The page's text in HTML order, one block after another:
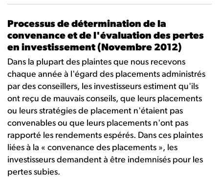
Processus de détermination de la
convenance et de l'évaluation des pertes
en investissement (Novembre 2012)
Dans la plupart des plaintes que nous recevons
chaque année à l'égard des placements administrés
par des conseillers, les investisseurs estiment qu'ils
ont reçu de mauvais conseils, que leurs placements
ou leurs stratégies de placement n'étaient pas
convenables ou que leurs placements n'ont pas
rapporté les rendements espérés. Dans ces plaintes
liées à la « convenance des placements », les
investisseurs demandent à être indemnisés pour les
pertes subies.